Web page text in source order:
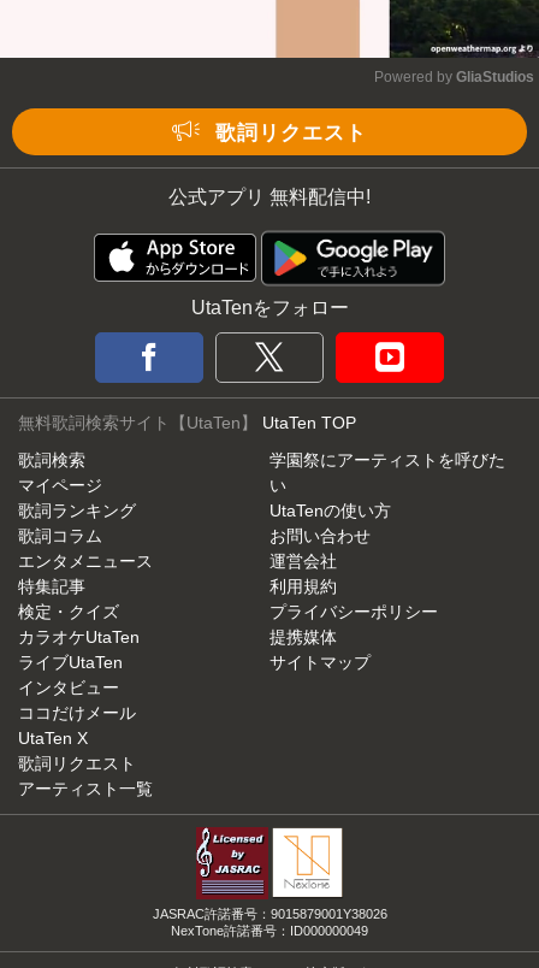
Powered by GliaStudios
歌詞リクエスト
公式アプリ 無料配信中!
UtaTenをフォロー
無料歌詞検索サイト【UtaTen】 UtaTen TOP
歌詞検索
マイページ
歌詞ランキング
歌詞コラム
エンタメニュース
特集記事
検定・クイズ
カラオケUtaTen
ライブUtaTen
インタビュー
ココだけメール
UtaTen X
歌詞リクエスト
アーティスト一覧
学園祭にアーティストを呼びた
い
UtaTenの使い方
お問い合わせ
運営会社
利用規約
プライバシーポリシー
提携媒体
サイトマップ
JASRAC許諾番号：9015879001Y38026
NexTone許諾番号：ID000000049